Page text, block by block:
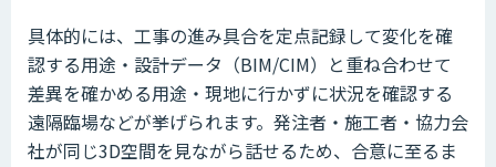
具体的には、工事の進み具合を定点記録して変化を確
認する用途・設計データ（BIM/CIM）と重ね合わせて
差異を確かめる用途・現地に行かずに状況を確認する
遠隔臨場などが挙げられます。発注者・施工者・協力会
社が同じ3D空間を見ながら話せるため、合意に至るま